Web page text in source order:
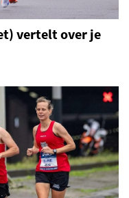
vertelt over je